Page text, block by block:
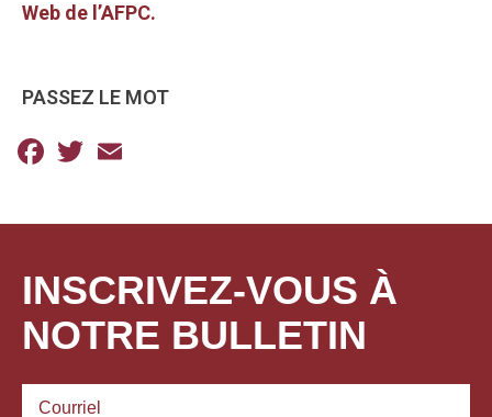
Web de l’AFPC.
PASSEZ LE MOT
Facebook
Twitter
INSCRIVEZ-VOUS À
NOTRE BULLETIN